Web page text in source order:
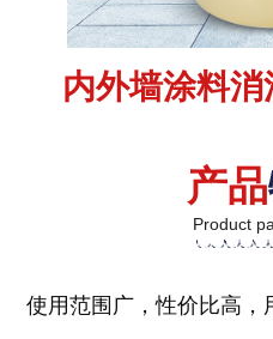
内外墙涂料
产品
Product
使用范围广，性价比高，